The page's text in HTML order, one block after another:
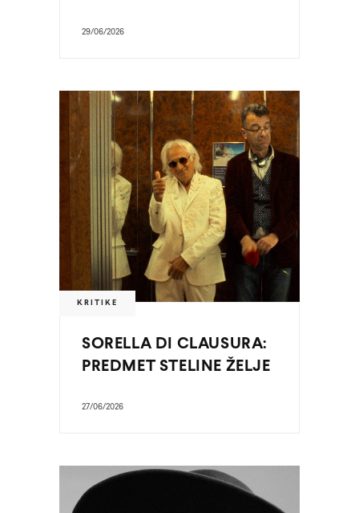
29/06/2026
KRITIKE
SORELLA DI CLAUSURA:
PREDMET STELINE ŽELJE
27/06/2026